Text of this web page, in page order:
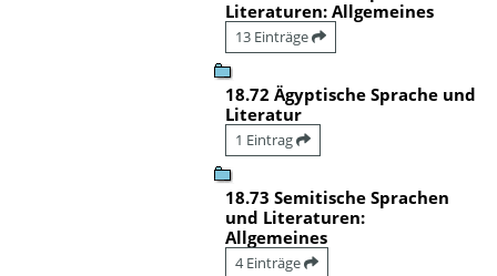
Literaturen: Allgemeines
13 Einträge
18.72 Ägyptische Sprache und
Literatur
1 Eintrag
18.73 Semitische Sprachen
und Literaturen:
Allgemeines
4 Einträge